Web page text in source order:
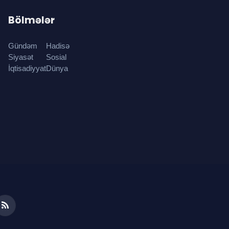
Bölmələr
Gündəm
Siyasət
İqtisadiyyat
Hadisə
Sosial
Dünya
RSS